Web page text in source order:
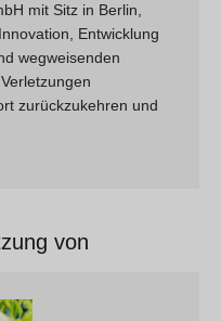
mit Sitz in Berlin,
Entwicklung
wegweisenden
zurückzukehren und
von